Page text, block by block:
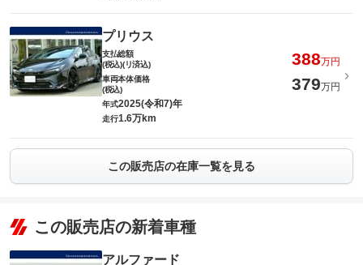
プリウス
支払総額
(税込)(リ済込)
388万円
車両本体価格
(税込)
379万円
年式2025(令和7)年
走行1.6万km
この販売店の在庫一覧を見る
この販売店の新着車種
アルファード